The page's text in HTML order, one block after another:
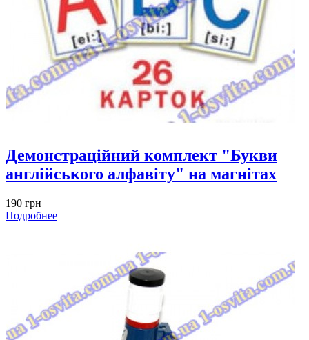
Демонстраційний комплект "Букви
англійського алфавіту" на магнітах
190 грн
Подробнее